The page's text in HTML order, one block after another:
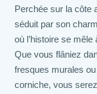
Perchée sur la côte
séduit par son
où l’histoire se mêle
Que vous flâniez
fresques murales
corniche, vous